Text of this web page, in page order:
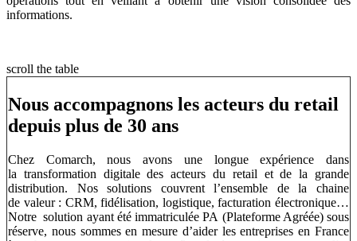
informations.
scroll the table
Nous accompagnons les acteurs du retail
depuis plus de 30 ans
Chez Comarch, nous avons une longue expérience dans
la transformation digitale des acteurs du retail et de la grande
distribution. Nos solutions couvrent l’ensemble de la chaine
de valeur : CRM, fidélisation, logistique, facturation électronique…
Notre solution ayant été immatriculée PA (Plateforme Agréée) sous
réserve, nous sommes en mesure d’aider les entreprises en France